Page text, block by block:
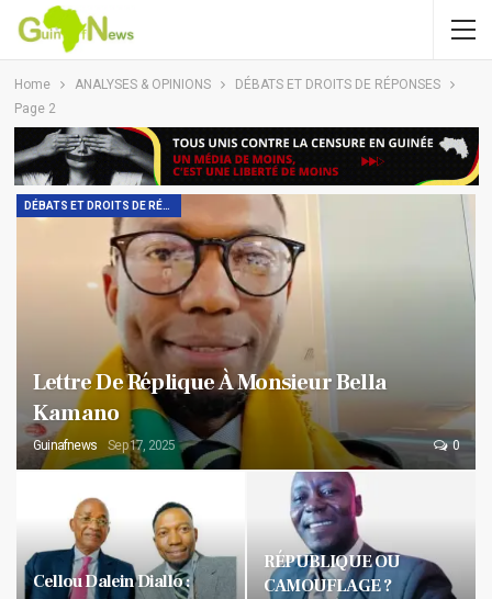
Home ANALYSES & OPINIONS
DÉBATS ET DROITS DE RÉPONSES
Page 2
DÉBATS ET DROITS DE RÉPONSES
Lettre De Réplique À Monsieur Bella
Kamano
Guinafnews Sep 17, 2025 0
Cellou Dalein Diallo :
RÉPUBLIQUE OU
CAMOUFLAGE ?